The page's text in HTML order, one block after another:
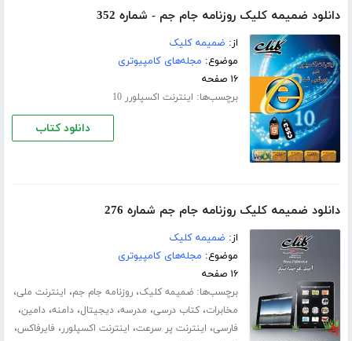
دانلود ضمیمه کلیک روزنامه جام جم - شماره 352
از: ضمیمه کلیک
موضوع: مجله‌های کامپیوتری
۱۶ صفحه
برچسب‌ها: اینترنت اکسپلورر 10
دانلود کتاب
دانلود ضمیمه کلیک روزنامه جام جم شماره 276
از: ضمیمه کلیک
موضوع: مجله‌های کامپیوتری
۱۶ صفحه
برچسب‌ها:ضمیمه کلیک،روزنامه جام جم، اینترنت ملی،
مخابرات،کتاب درسی، مدرسه،دیجیتال،دامنه،دامین،
فارسی، اینترنت پر سرعت، اینترنت اکسپلورر، فایرفاکس،